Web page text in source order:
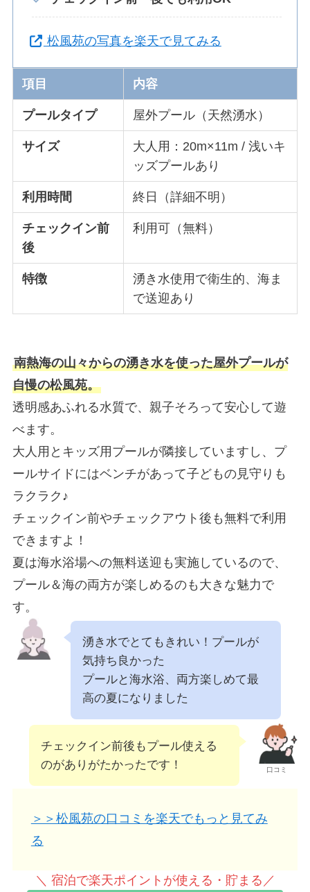
松風苑の写真を楽天で見てみる
項目 内容
プールタイプ 屋外プール（天然湧水）
サイズ
大人用：20m×11m / 浅いキ
ッズプールあり
利用時間 終日（詳細不明）
チェックイン前
後
利用可（無料）
特徴
湧き水使用で衛生的、海ま
で送迎あり
南熱海の山々からの湧き水を使った屋外プールが
自慢の松風苑。
透明感あふれる水質で、親子そろって安心して遊
べます。
大人用とキッズ用プールが隣接していますし、プ
ールサイドにはベンチがあって子どもの見守りも
ラクラク♪
チェックイン前やチェックアウト後も無料で利用
できますよ！
夏は海水浴場への無料送迎も実施しているので、
プール＆海の両方が楽しめるのも大きな魅力で
す。
湧き水でとてもきれい！プールが
気持ち良かった
プールと海水浴、両方楽しめて最
高の夏になりました
口コミ
チェックイン前後もプール使える
のがありがたかったです！
＞＞松風苑の口コミを楽天でもっと見てみ
る
＼ 宿泊で楽天ポイントが使える・貯まる／